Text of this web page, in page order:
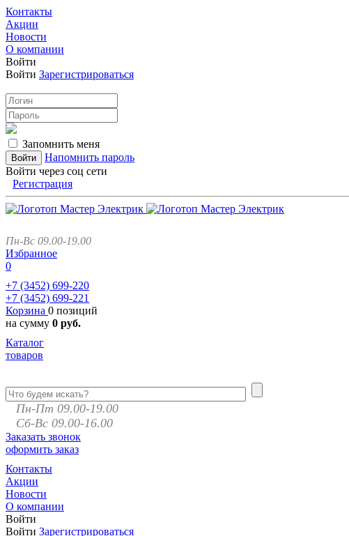
Контакты
Акции
Новости
О компании
Войти
Войти Зарегистрироваться
Запомнить меня
Напомнить пароль
Войти через соц сети
Регистрация
Пн-Вс 09.00-19.00
Избранное
0
+7 (3452) 699-220
+7 (3452) 699-221
Корзина 0 позиций
на сумму 0 руб.
Каталог
товаров
Пн-Пт 09.00-19.00
Сб-Вс 09.00-16.00
Заказать звонок
оформить заказ
Контакты
Акции
Новости
О компании
Войти
Войти Зарегистрироваться